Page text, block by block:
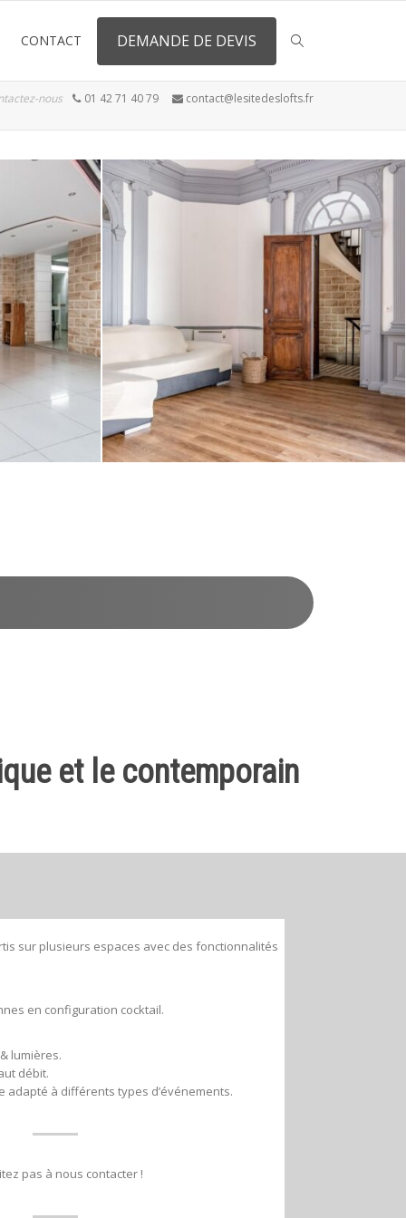
CONTACT DEMANDE DE DEVIS
nous 01 42 71 40 79 contact@lesitedeslofts.fr
et le contemporain
sur plusieurs espaces avec des fonctionnalités
en configuration cocktail.
lumières.
débit.
adapté à différents types d’événements.
pas à nous contacter !